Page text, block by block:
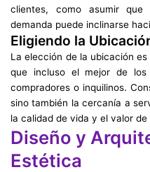
clientes, como asumir
demanda puede inclinarse
Eligiendo la
La elección de la ubicación
que incluso el mejor de
compradores o inquilinos.
sino también la cercanía a
la calidad de vida y el valor de
Diseño y
Estética